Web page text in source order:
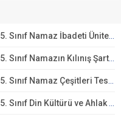
5. Sınıf Namaz İbadeti Ünite Testi – Online Çöz
5. Sınıf Namazın Kılınış Şartları Testi
5. Sınıf Namaz Çeşitleri Testi – Online Çöz
5. Sınıf Din Kültürü ve Ahlak Bilgisi 1. Ünite: Allah İnancı Çalışmaları